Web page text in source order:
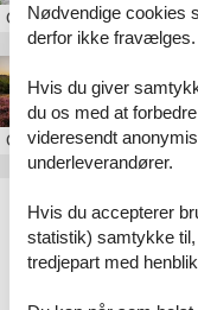
OmLüneburger Heide
OmLüneburger Heide
Alle
Sommerhus
Rejseblog
Nødvendige cookies
derfor ikke fravælges.
Hvis du giver
du os med at
videresendt
underleverandører.
Hvis du accepterer
statistik) samtykke
tredjepart med